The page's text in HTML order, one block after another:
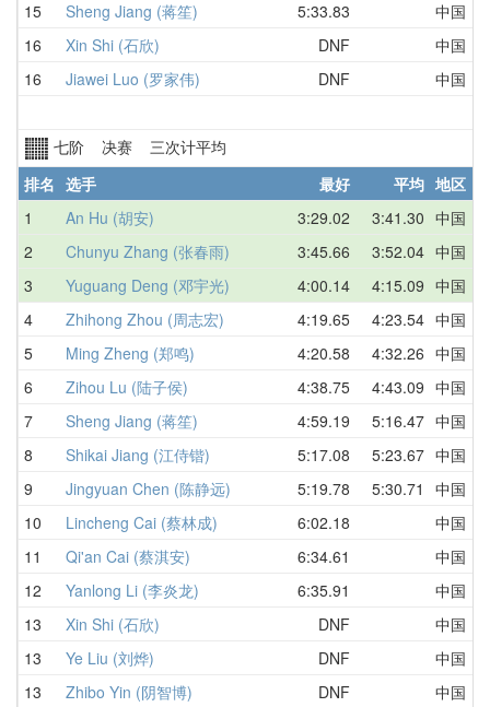
15
Sheng Jiang (蒋笙) 5:33.83
中国
16
Xin Shi (石欣) DNF
中国
16
Jiawei Luo (罗家伟) DNF 中国
七阶 决赛 三次计平均
排名 选手 最好 平均 地区
1
An Hu (胡安) 3:29.02 3:41.30 中国
2
Chunyu Zhang (张春雨) 3:45.66 3:52.04 中国
3
Yuguang Deng (邓宇光) 4:00.14 4:15.09 中国
4
Zhihong Zhou (周志宏) 4:19.65 4:23.54 中国
5
Ming Zheng (郑鸣) 4:20.58 4:32.26 中国
6
Zihou Lu (陆子侯) 4:38.75 4:43.09 中国
7
Sheng Jiang (蒋笙) 4:59.19 5:16.47 中国
8
Shikai Jiang (江侍锴) 5:17.08 5:23.67 中国
9
Jingyuan Chen (陈静远) 5:19.78 5:30.71
中国
10
Lincheng Cai (蔡林成) 6:02.18
中国
11
Qi'an Cai (蔡淇安) 6:34.61
中国
12
Yanlong Li (李炎龙) 6:35.91
中国
13
Xin Shi (石欣) DNF
中国
13
Ye Liu (刘烨) DNF
中国
13
Zhibo Yin (阴智博) DNF
中国